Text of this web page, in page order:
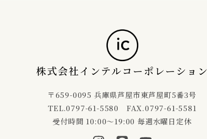
株式会社インテルコーポレーション
〒659-0095 兵庫県芦屋市東芦屋町5番3号
TEL.0797-61-5580 FAX.0797-61-5581
受付時間 10:00～19:00 毎週水曜日定休